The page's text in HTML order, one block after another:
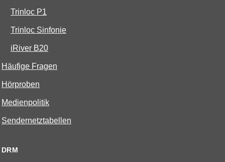
Trinloc P1
Trinloc Sinfonie
iRiver B20
Häufige Fragen
Hörproben
Medienpolitik
Sendernetztabellen
DRM